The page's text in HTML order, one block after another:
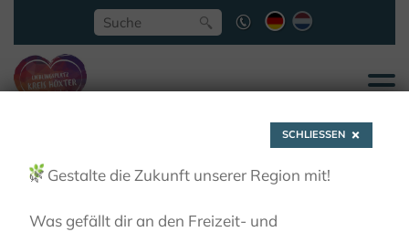
SCHLIESSEN
🌿 Gestalte die Zukunft unserer Region mit!
Was gefällt dir an den Freizeit- und